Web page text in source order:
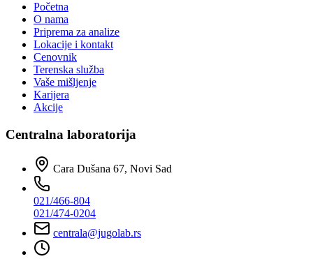
Početna
O nama
Priprema za analize
Lokacije i kontakt
Cenovnik
Terenska služba
Vaše mišljenje
Karijera
Akcije
Centralna laboratorija
Cara Dušana 67, Novi Sad
021/466-804
021/474-0204
centrala@jugolab.rs